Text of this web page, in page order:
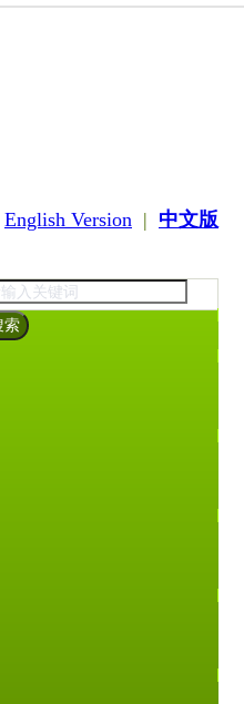
English Version | 中文版
索